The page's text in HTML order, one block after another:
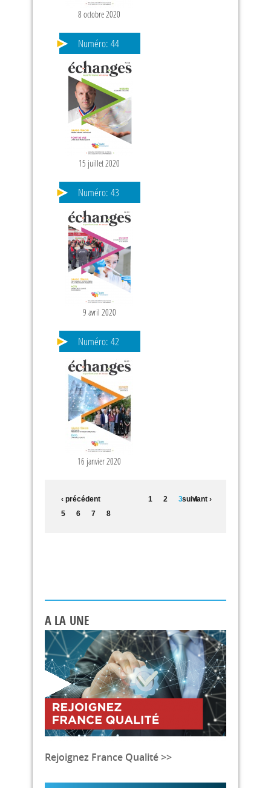
8 octobre 2020
Numéro: 44
15 juillet 2020
Numéro: 43
9 avril 2020
Numéro: 42
16 janvier 2020
‹ précédent 1 2 3
4
5
6 7 8
suivant ›
A LA UNE
Rejoignez France Qualité >>